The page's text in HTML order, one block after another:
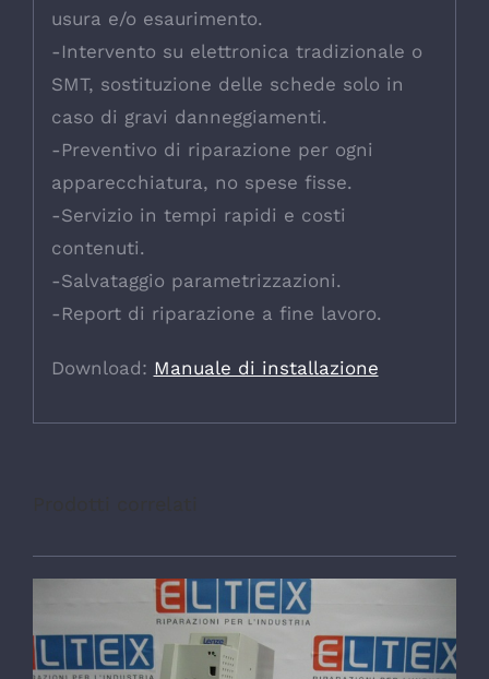
usura e/o esaurimento.
-Intervento su elettronica tradizionale o
SMT, sostituzione delle schede solo in
caso di gravi danneggiamenti.
-Preventivo di riparazione per ogni
apparecchiatura, no spese fisse.
-Servizio in tempi rapidi e costi
contenuti.
-Salvataggio parametrizzazioni.
-Report di riparazione a fine lavoro.
Download: Manuale di installazione